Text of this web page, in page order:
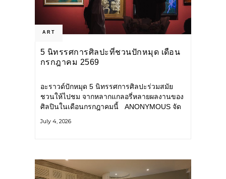
ART
5 นิทรรศการศิลปะที่ชวนปักหมุด เดือน
กรกฎาคม 2569
อะราวด์ปักหมุด 5 นิทรรศการศิลปะร่วมสมัย
ชวนให้ไปชม จากหลากแกลอรี่หลายผลงานของ
ศิลปินในเดือนกรกฎาคมนี้ ANONYMOUS จัด
กลุ่ม Anonymous โดยมี นิ่ม
July 4, 2026